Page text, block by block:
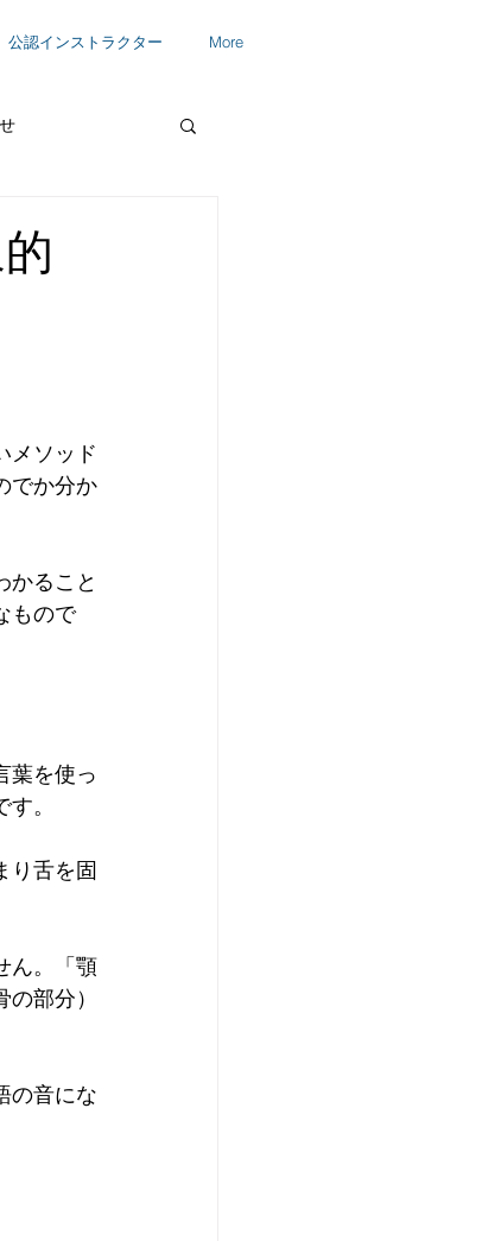
公認インストラクター More
メソッド
でか分か
かること
もので
葉を使っ
。
り舌を固
ん。「顎
部分）
の音にな